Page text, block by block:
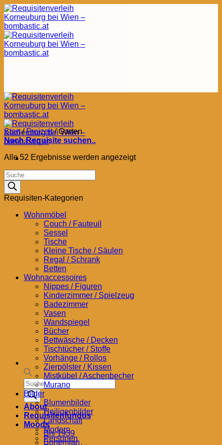
Zum
Inhalt
springen
Products
search
About
Requisitenfundus
Moods
Bis 1939
Bohemian
Start / Freizeit /Garten
Nach Requisite suchen..
Alle 52 Ergebnisse werden angezeigtNach
Products
search
Requisiten-Kategorien
Wohnmöbel
Couch / Fauteuil
Sessel
Tische
Kleine Tische / Säulen
Regal / Schrank
Betten
Wohnaccessoires
Nippes / Figuren
Kinderzimmer / Spielzeug
Badezimmer
Vasen
Wandspiegel
Bücher
Bettwäsche / Decken
Tischtücher / Stoffe
Vorhänge / Rollos
Zierpölster / Kissen
Mistkübel / Aschenbecher
Murano
Bilder
Blumenbilder
Heiligenbilder
Landschaft
Modern
Personen